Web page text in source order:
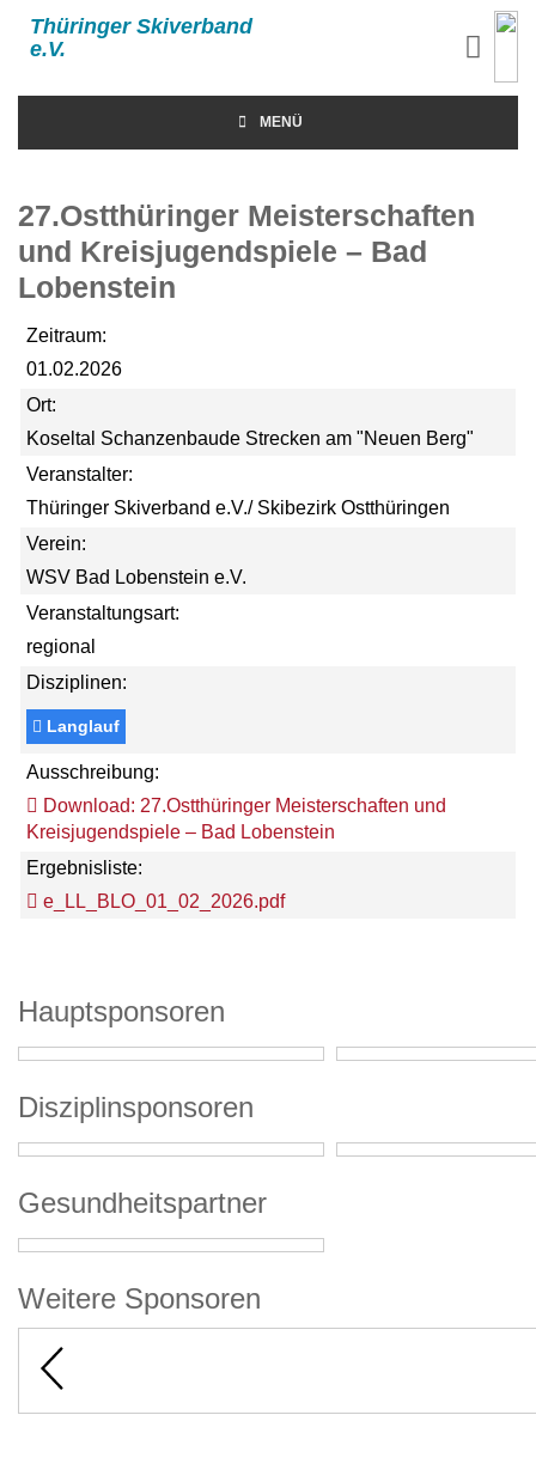
Thüringer Skiverband
e.V.
MENÜ
27.Ostthüringer Meisterschaften
und Kreisjugendspiele – Bad
Lobenstein
Zeitraum:
01.02.2026
Ort:
Koseltal Schanzenbaude Strecken am "Neuen Berg"
Veranstalter:
Thüringer Skiverband e.V./ Skibezirk Ostthüringen
Verein:
WSV Bad Lobenstein e.V.
Veranstaltungsart:
regional
Disziplinen:
Langlauf
Ausschreibung:
Download: 27.Ostthüringer Meisterschaften und
Kreisjugendspiele – Bad Lobenstein
Ergebnisliste:
e_LL_BLO_01_02_2026.pdf
Hauptsponsoren
Disziplinsponsoren
Gesundheitspartner
Weitere Sponsoren